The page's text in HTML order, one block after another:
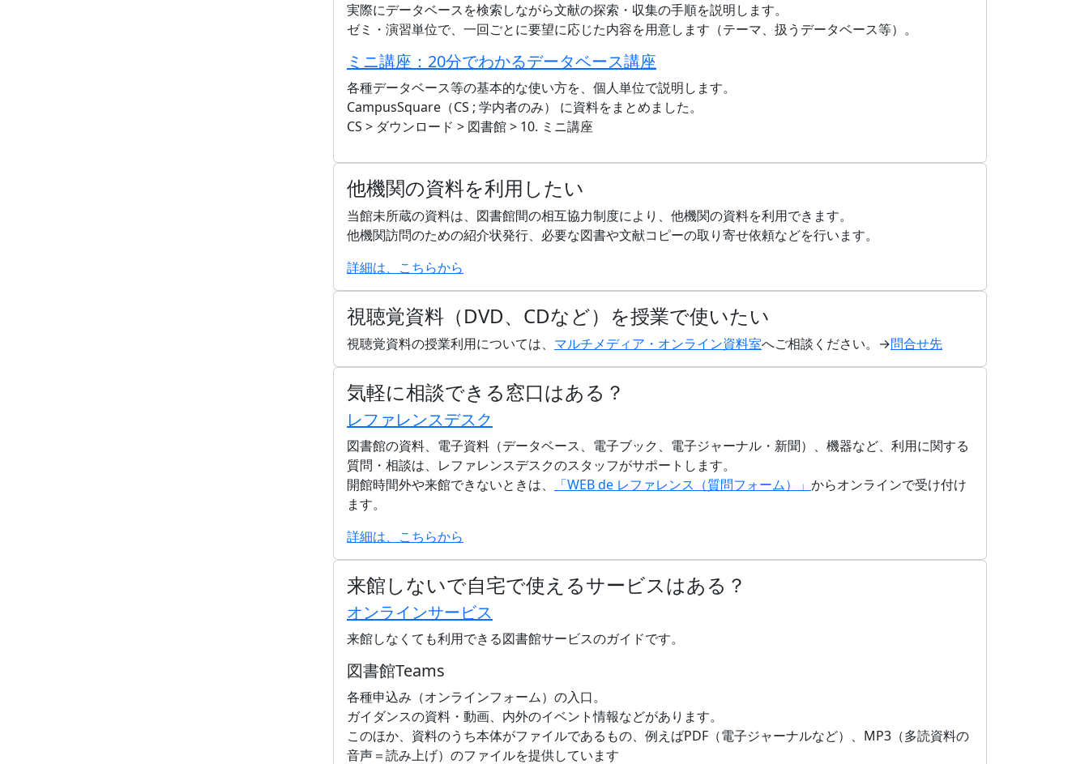
実際にデータベースを検索しながら文献の探索・収集の手順を説明します。
ゼミ・演習単位で、一回ごとに要望に応じた内容を用意します（テーマ、扱うデータベース等）。
ミニ講座：20分でわかるデータベース講座
各種データベース等の基本的な使い方を、個人単位で説明します。
CampusSquare（CS ; 学内者のみ） に資料をまとめました。
CS > ダウンロード > 図書館 > 10. ミニ講座
他機関の資料を利用したい
当館未所蔵の資料は、図書館間の相互協力制度により、他機関の資料を利用できます。
他機関訪問のための紹介状発行、必要な図書や文献コピーの取り寄せ依頼などを行います。
詳細は、こちらから
視聴覚資料（DVD、CDなど）を授業で使いたい
視聴覚資料の授業利用については、 マルチメディア・オンライン資料室へご相談ください。→問合せ先
気軽に相談できる窓口はある？
レファレンスデスク
図書館の資料、電子資料（データベース、電子ブック、電子ジャーナル・新聞）、機器など、利用に関する
質問・相談は、レファレンスデスクのスタッフがサポートします。
開館時間外や来館できないときは、
「WEB de レファレンス（質問フォーム）」 からオンラインで受け付け
ます。
詳細は、こちらから
来館しないで自宅で使えるサービスはある？
オンラインサービス
来館しなくても利用できる図書館サービスのガイドです。
図書館Teams
各種申込み（オンラインフォーム）の入口。
ガイダンスの資料・動画、内外のイベント情報などがあります。
このほか、資料のうち本体がファイルであるもの、例えばPDF（電子ジャーナルなど）、MP3（多読資料の
音声＝読み上げ）のファイルを提供しています